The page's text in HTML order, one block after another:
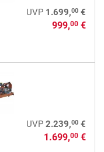
UVP 1.699,00€
999,00€
UVP 2.239,00€
1.699,00€